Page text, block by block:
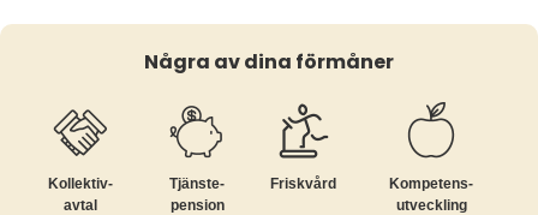
Några av dina förmåner
Kollektiv­
avtal
Tjänste­
pension
Friskvård
Kompetens­
utveckling